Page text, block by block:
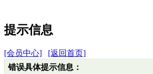
提示信息
[会员中心]
[返回首页]
错误具体提示信息：